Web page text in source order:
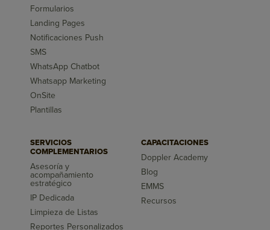
Formularios
Landing Pages
Notificaciones Push
SMS
WhatsApp Chatbot
Whatsapp Marketing
OnSite
Plantillas
SERVICIOS
COMPLEMENTARIOS
Asesoría y
acompañamiento
estratégico
IP Dedicada
Limpieza de Listas
Reportes Personalizados
CAPACITACIONES
Doppler Academy
Blog
EMMS
Recursos